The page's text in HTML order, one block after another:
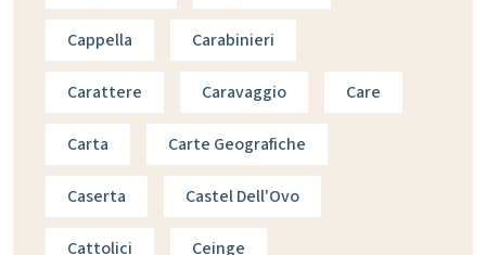
Cappella Carabinieri
Carattere Caravaggio Care
Carta Carte Geografiche
Caserta Castel Dell'Ovo
Cattolici Ceinge